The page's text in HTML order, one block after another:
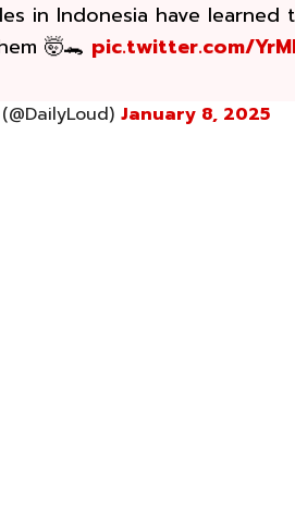
in Indonesia have
🤯🐊 pic.twitter.com/
January 8, 2025